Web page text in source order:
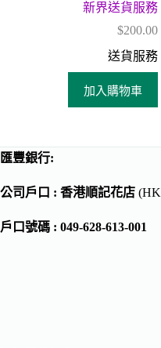
新界送貨服務
$200.00
送貨服務
加入購物車
匯豐銀行:
公司戶口 : 香港順記花店 (HK
戶口號碼 : 049-628-613-001